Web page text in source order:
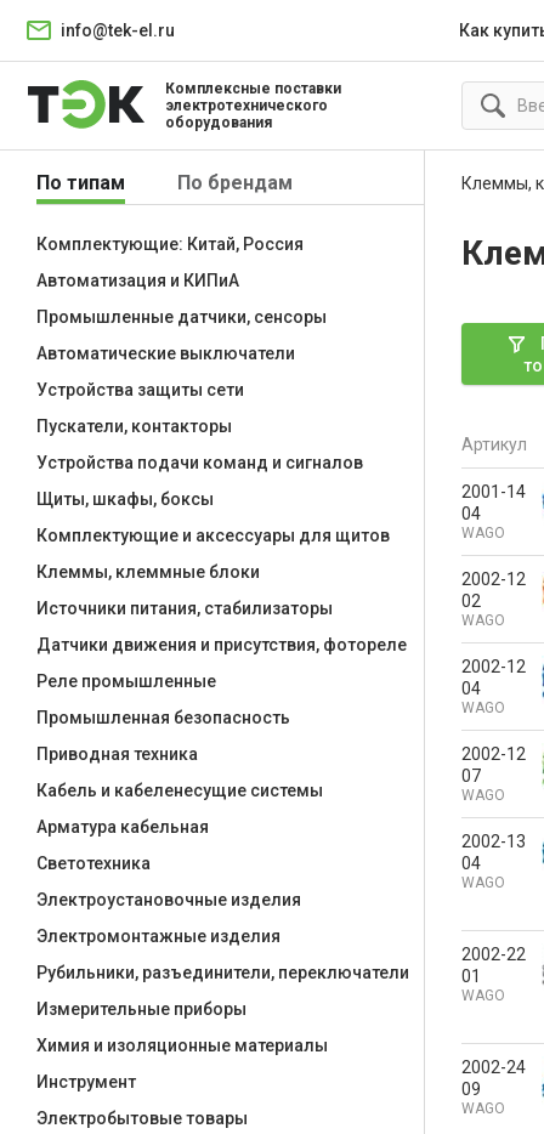
info@tek-el.ru Как
Комплексные поставки
электротехнического
оборудования
Клеммы,
Артикул
2001-14
04
WAGO
2002-12
02
WAGO
2002-12
04
WAGO
2002-12
07
WAGO
2002-13
04
WAGO
2002-22
01
WAGO
2002-24
09
WAGO
По типам По брендам
Комплектующие: Китай, Россия
Автоматизация и КИПиА
Промышленные датчики, сенсоры
Автоматические выключатели
Устройства защиты сети
Пускатели, контакторы
Устройства подачи команд и сигналов
Щиты, шкафы, боксы
Комплектующие и аксессуары для щитов
Клеммы, клеммные блоки
Источники питания, стабилизаторы
Датчики движения и присутствия, фотореле
Реле промышленные
Промышленная безопасность
Приводная техника
Кабель и кабеленесущие системы
Арматура кабельная
Светотехника
Электроустановочные изделия
Электромонтажные изделия
Рубильники, разъединители, переключатели
Измерительные приборы
Химия и изоляционные материалы
Инструмент
Электробытовые товары